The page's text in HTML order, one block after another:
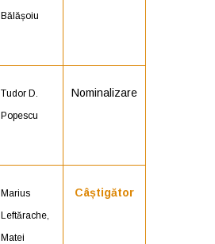
Bălășoiu
Tudor D.
Popescu
Nominalizare
Marius
Leftărache,
Matei
Câștigător